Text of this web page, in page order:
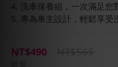
4. 洗車保養組，一次滿足您
5. 專為車主設計，輕鬆享受
NT$490 NT$565